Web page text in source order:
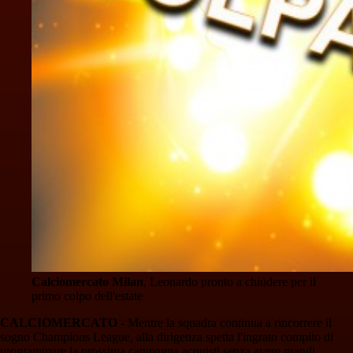
Calciomercato Milan, Leonardo pronto a chiudere per il
primo colpo dell'estate
CALCIOMERCATO - Mentre la squadra continua a rincorrere il
sogno Champions League, alla dirigenza spetta l'ingrato compito di